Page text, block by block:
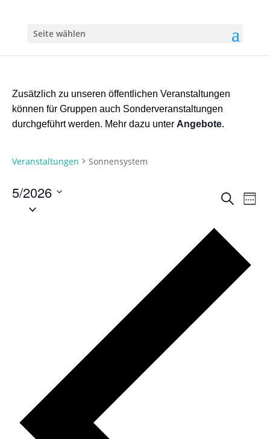
Seite wählen
Zusätzlich zu unseren öffentlichen Veranstaltungen
können für Gruppen auch Sonderveranstaltungen
durchgeführt werden. Mehr dazu unter Angebote.
Veranstaltungen Sonnensystem
und
Suche
5/2026
Datum